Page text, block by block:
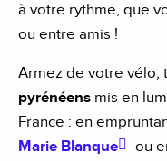
à votre rythme, que
ou entre amis !
Armez de votre vélo,
pyrénéens mis en
France : en
Marie Blanque
ou